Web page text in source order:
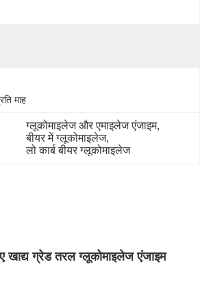
माह
ग्लूकोमाइलेज और एमाइलेज एंजाइम,
बीयर में ग्लूकोमाइलेज,
लो कार्ब बीयर ग्लूकोमाइलेज
खाद्य ग्रेड तरल ग्लूकोमाइलेज एंजाइम